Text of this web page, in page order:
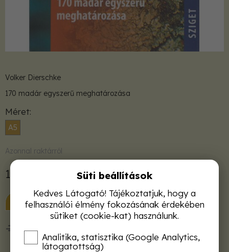
Volker Dierschke
170 madár egyszerű meghatározása
Méret
A5
Azonnal raktárról
1 980 Ft
KOSÁRBA
50 000 Ft felett ingyenes kiszállítás!
Süti beállítások
Kedves Látogató! Tájékoztatjuk, hogy a
felhasználói élmény fokozásának érdekében
sütiket (cookie-kat) használunk.
Analitika, statisztika (Google Analytics,
látogatottság)